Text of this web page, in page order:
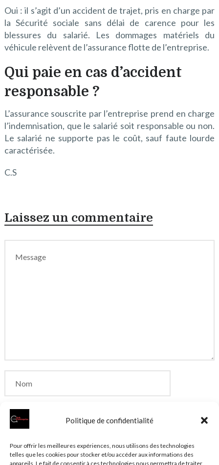
Politique de confidentialité
Pour offrir les meilleures expériences, nous utilisons des technologies
telles que les cookies pour stocker et/ou accéder aux informations des
appareils. Le fait de consentir à ces technologies nous permettra de traiter
Oui : il s’agit d’un accident de trajet, pris en charge par
la Sécurité sociale sans délai de carence pour les
blessures du salarié. Les dommages matériels du
véhicule relèvent de l’assurance flotte de l’entreprise.
Qui paie en cas d’accident
responsable ?
L’assurance souscrite par l’entreprise prend en charge
l’indemnisation, que le salarié soit responsable ou non.
Le salarié ne supporte pas le coût, sauf faute lourde
caractérisée.
C.S
Laissez un commentaire
Enregistrer mon nom, mon e-mail et mon site dans
le navigateur pour mon prochain commentaire.